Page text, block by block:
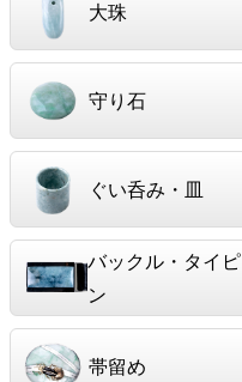
大珠
守り石
ぐい呑み・皿
バックル・タイピ
ン
帯留め